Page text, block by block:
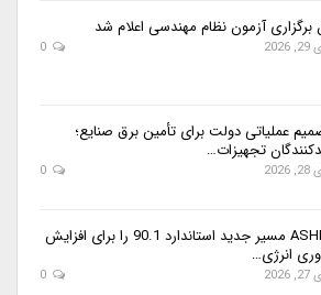
برگزاری آزمون نظام مهندسی اعلام شد
عملیاتی دولت برای تأمین برق صنایع؛
تجهیزات…
ASHRAE مسیر جدید استاندارد 90.1 را برای افزایش
انرژی…